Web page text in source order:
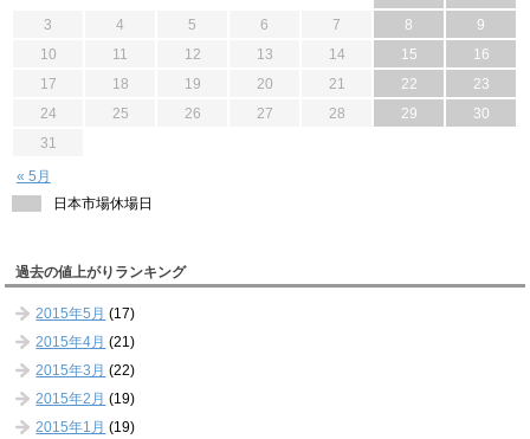
« 5月
3
4 5 6 7 8
9
10
11 12 13 14 15
16
17
18 19 20 21 22
23
24
25 26 27 28 29
30
31
日本市場休場日
過去の値上がりランキング
2015年5月 (17)
2015年4月 (21)
2015年3月 (22)
2015年2月 (19)
2015年1月 (19)